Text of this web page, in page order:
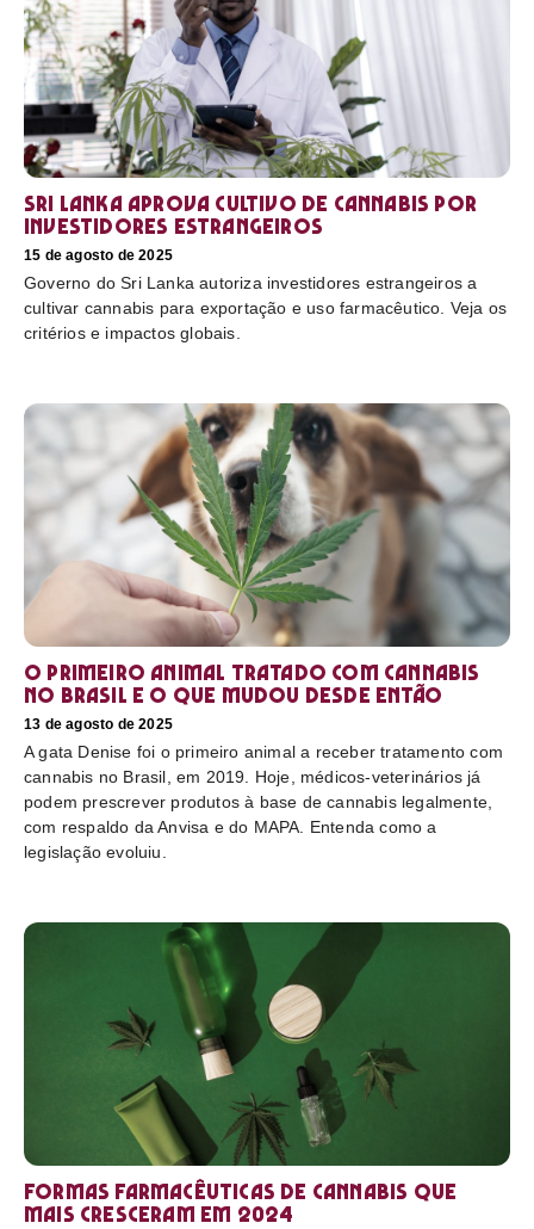
Sri Lanka aprova cultivo de cannabis por
investidores estrangeiros
15 de agosto de 2025
Governo do Sri Lanka autoriza investidores estrangeiros a
cultivar cannabis para exportação e uso farmacêutico. Veja os
critérios e impactos globais.
O primeiro animal tratado com cannabis
no Brasil e o que mudou desde então
13 de agosto de 2025
A gata Denise foi o primeiro animal a receber tratamento com
cannabis no Brasil, em 2019. Hoje, médicos-veterinários já
podem prescrever produtos à base de cannabis legalmente,
com respaldo da Anvisa e do MAPA. Entenda como a
legislação evoluiu.
Formas farmacêuticas de cannabis que
mais cresceram em 2024